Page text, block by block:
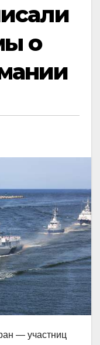
о
— участниц